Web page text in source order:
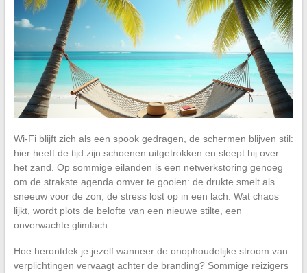
Wi-Fi blijft zich als een spook gedragen, de schermen blijven stil:
hier heeft de tijd zijn schoenen uitgetrokken en sleept hij over
het zand. Op sommige eilanden is een netwerkstoring genoeg
om de strakste agenda omver te gooien: de drukte smelt als
sneeuw voor de zon, de stress lost op in een lach. Wat chaos
lijkt, wordt plots de belofte van een nieuwe stilte, een
onverwachte glimlach.
Hoe herontdek je jezelf wanneer de onophoudelijke stroom van
verplichtingen vervaagt achter de branding? Sommige reizigers